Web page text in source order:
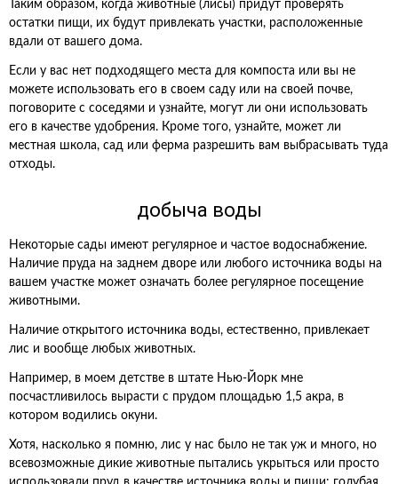
Таким образом, когда животные (лисы) придут проверять
остатки пищи, их будут привлекать участки, расположенные
вдали от вашего дома.
Если у вас нет подходящего места для компоста или вы не
можете использовать его в своем саду или на своей почве,
поговорите с соседями и узнайте, могут ли они использовать
его в качестве удобрения. Кроме того, узнайте, может ли
местная школа, сад или ферма разрешить вам выбрасывать туда
отходы.
добыча воды
Некоторые сады имеют регулярное и частое водоснабжение.
Наличие пруда на заднем дворе или любого источника воды на
вашем участке может означать более регулярное посещение
животными.
Наличие открытого источника воды, естественно, привлекает
лис и вообще любых животных.
Например, в моем детстве в штате Нью-Йорк мне
посчастливилось вырасти с прудом площадью 1,5 акра, в
котором водились окуни.
Хотя, насколько я помню, лис у нас было не так уж и много, но
всевозможные дикие животные пытались укрыться или просто